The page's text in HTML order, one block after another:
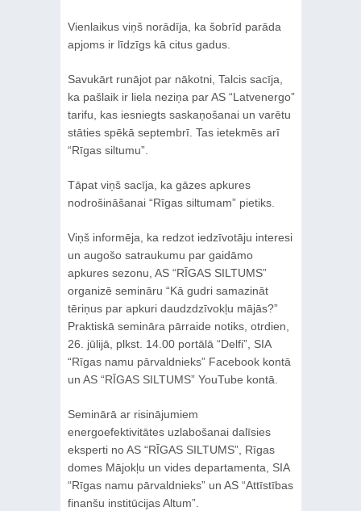
Vienlaikus viņš norādīja, ka šobrīd parāda
apjoms ir līdzīgs kā citus gadus.
Savukārt runājot par nākotni, Talcis sacīja,
ka pašlaik ir liela neziņa par AS “Latvenergo”
tarifu, kas iesniegts saskaņošanai un varētu
stāties spēkā septembrī. Tas ietekmēs arī
“Rīgas siltumu”.
Tāpat viņš sacīja, ka gāzes apkures
nodrošināšanai “Rīgas siltumam” pietiks.
Viņš informēja, ka redzot iedzīvotāju interesi
un augošo satraukumu par gaidāmo
apkures sezonu, AS “RĪGAS SILTUMS”
organizē semināru “Kā gudri samazināt
tēriņus par apkuri daudzdzīvokļu mājās?”
Praktiskā semināra pārraide notiks, otrdien,
26. jūlijā, plkst. 14.00 portālā “Delfi”, SIA
“Rīgas namu pārvaldnieks” Facebook kontā
un AS “RĪGAS SILTUMS” YouTube kontā.
Seminārā ar risinājumiem
energoefektivitātes uzlabošanai dalīsies
eksperti no AS “RĪGAS SILTUMS”, Rīgas
domes Mājokļu un vides departamenta, SIA
“Rīgas namu pārvaldnieks” un AS “Attīstības
finanšu institūcijas Altum”.